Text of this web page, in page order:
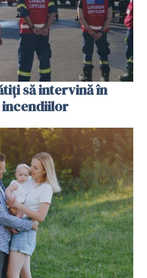
să intervină în
incendiilor